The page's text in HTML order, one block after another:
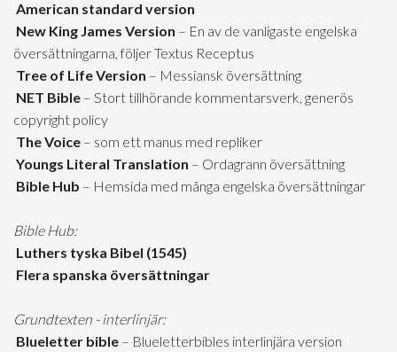
American standard version
New King James Version – En av de vanligaste engelska
översättningarna, följer Textus Receptus
Tree of Life Version – Messiansk översättning
NET Bible – Stort tillhörande kommentarsverk, generös
copyright policy
The Voice – som ett manus med repliker
Youngs Literal Translation – Ordagrann översättning
Bible Hub – Hemsida med många engelska översättningar
Bible Hub:
Luthers tyska Bibel (1545)
Flera spanska översättningar
Grundtexten - interlinjär:
Blueletter bible – Blueletterbibles interlinjära version